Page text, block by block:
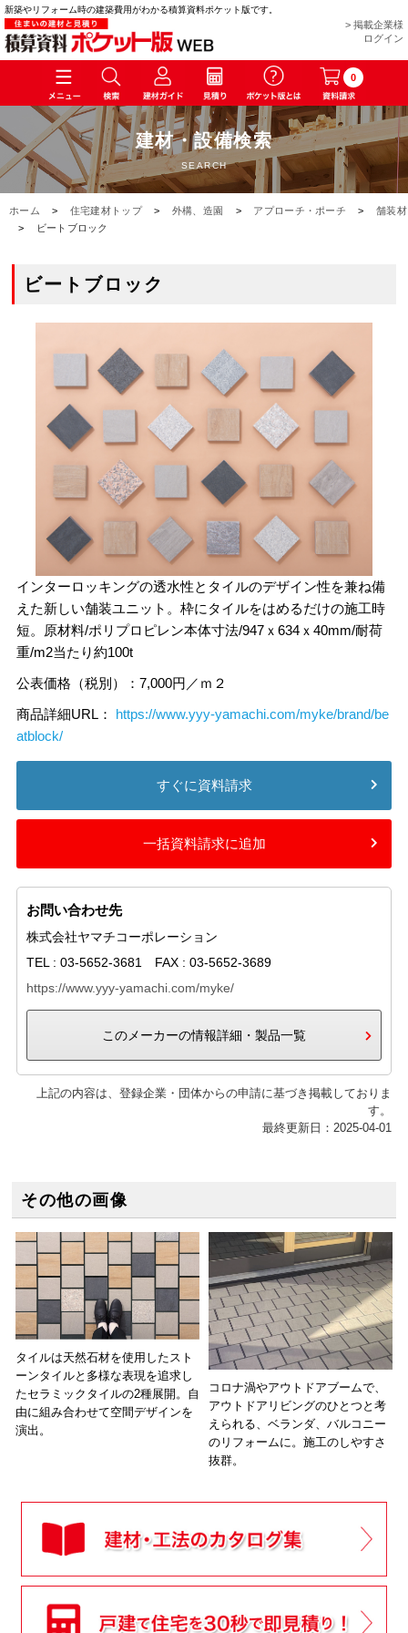
新築やリフォーム時の建築費用がわかる積算資料ポケット版です。
> 掲載企業様
ログイン
0
建材・設備検索
SEARCH
ホーム > 住宅建材トップ > 外構、造園 > アプローチ・ポーチ >
舗装材
>
ビートブロック
ビートブロック
インターロッキングの透水性とタイルのデザイン性を兼ね備
えた新しい舗装ユニット。枠にタイルをはめるだけの施工時
短。原材料/ポリプロピレン本体寸法/947ｘ634ｘ40mm/耐荷
重/m2当たり約100t
公表価格（税別）：7,000円／ｍ２
商品詳細URL： https://www.yyy-yamachi.com/myke/brand/be
atblock/
すぐに資料請求
一括資料請求に追加
お問い合わせ先
株式会社ヤマチコーポレーション
TEL : 03-5652-3681 FAX : 03-5652-3689
https://www.yyy-yamachi.com/myke/
このメーカーの情報詳細・製品一覧
上記の内容は、登録企業・団体からの申請に基づき掲載しておりま
す。
最終更新日：2025-04-01
その他の画像
タイルは天然石材を使用したスト
ーンタイルと多様な表現を追求し
たセラミックタイルの2種展開。自
由に組み合わせて空間デザインを
演出。
コロナ渦やアウトドアブームで、
アウトドアリビングのひとつと考
えられる、ベランダ、バルコニー
のリフォームに。施工のしやすさ
抜群。